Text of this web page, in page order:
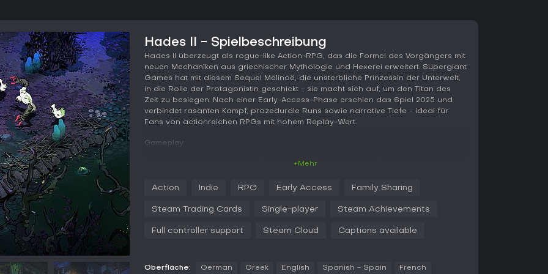
Hades II - Spielbeschreibung
Hades II überzeugt als rogue-like Action-RPG, das die Formel des Vorgängers mit
neuen Mechaniken aus griechischer Mythologie und Hexerei erweitert. Supergiant
Games hat mit diesem Sequel Melinoë, die unsterbliche Prinzessin der Unterwelt,
in die Rolle der Protagonistin geschickt - sie macht sich auf, um den Titan des
Zeit zu besiegen. Nach einer Early-Access-Phase erschien das Spiel 2025 und
verbindet rasanten Kampf, prozedurale Runs sowie narrative Tiefe - ideal für
Fans von actionreichen RPGs mit hohem Replay-Wert.
Gameplay
mit uralter Magick durchtränkt sind und durch Boons von olympischen Göttern
Entscheidungen, da du Fähigkeiten auf nahezu unbegrenzte Weise durch
Geheimnisse, du zähmst hexenhafte Familiars und sammelst Reagenzien mit den
Neben der anfänglichen Unterwelt gibt es ein zweites Gebiet, das Erkundung und
+Mehr
Action Indie RPG Early Access Family Sharing
Steam Trading Cards Single-player Steam Achievements
Full controller support Steam Cloud Captions available
Oberfläche: German Greek English Spanish - Spain French